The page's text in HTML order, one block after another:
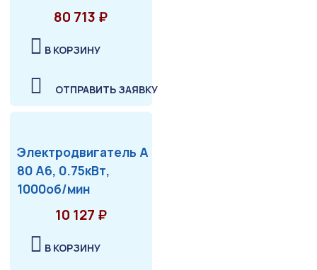
80 713 ₽
В КОРЗИНУ
ОТПРАВИТЬ ЗАЯВКУ
Электродвигатель А
80 А6, 0.75кВт,
1000об/мин
10 127 ₽
В КОРЗИНУ